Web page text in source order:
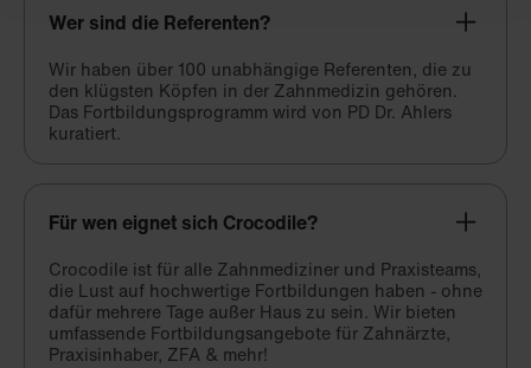
Wer sind die Referenten?
Wir haben über 100 unabhängige Referenten, die zu
den klügsten Köpfen in der Zahnmedizin gehören.
Das Fortbildungsprogramm wird von PD Dr. Ahlers
kuratiert.
Für wen eignet sich Crocodile?
Crocodile ist für alle Zahnmediziner und Praxisteams,
die Lust auf hochwertige Fortbildungen haben - ohne
dafür mehrere Tage außer Haus zu sein. Wir bieten
umfassende Fortbildungsangebote für Zahnärzte,
Praxisinhaber, ZFA & mehr!